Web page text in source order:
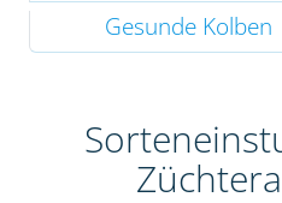
Gesunde Kolben